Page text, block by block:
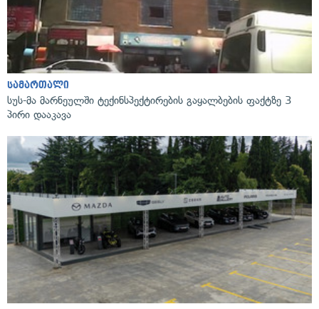
სამართალი
სუს-მა მარნეულში ტექინსპექტირების გაყალბების ფაქტზე 3
პირი დააკავა